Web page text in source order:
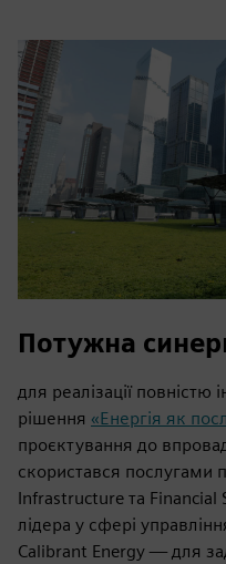
Потужна
для реалізації повністю
рішення «Енергія як
проєктування до
скористався послугами
Infrastructure та Financial
лідера у сфері
Calibrant Energy — для